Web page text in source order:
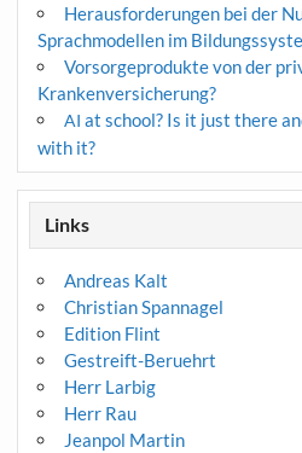
Herausforderungen bei der
Sprachmodellen im
Vorsorgeprodukte von der
Krankenversicherung?
AI at school? Is it just there
with it?
Links
Andreas Kalt
Christian Spannagel
Edition Flint
Gestreift-Beruehrt
Herr Larbig
Herr Rau
Jeanpol Martin